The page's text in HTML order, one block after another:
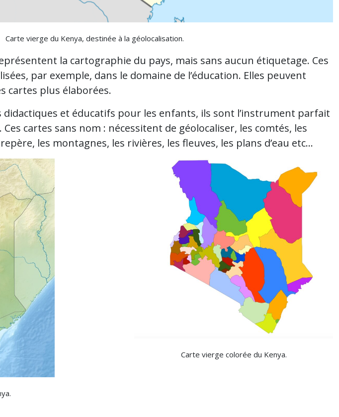
Carte vierge du Kenya, destinée à la géolocalisation.
la cartographie du pays, mais sans aucun étiquetage. Ces
par exemple, dans le domaine de l’éducation. Elles peuvent
cartes plus élaborées.
didactiques et éducatifs pour les enfants, ils sont l’instrument parfait
cartes sans nom : nécessitent de géolocaliser, les comtés, les
les montagnes, les rivières, les fleuves, les plans d’eau etc…
Carte vierge colorée du Kenya.